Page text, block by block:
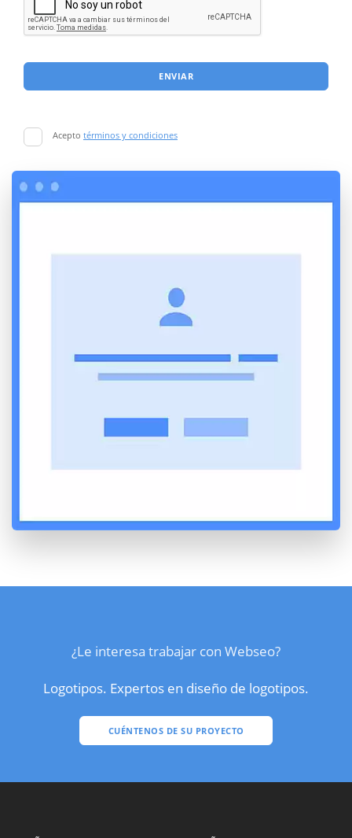
ENVIAR
Acepto términos y condiciones
¿Le interesa trabajar con Webseo?
Logotipos. Expertos en diseño de logotipos.
CUÉNTENOS DE SU PROYECTO